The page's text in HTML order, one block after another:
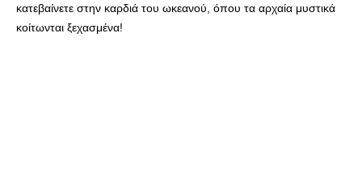
κατεβαίνετε στην καρδιά του ωκεανού, όπου τα αρχαία μυστικά
κοίτωνται ξεχασμένα!